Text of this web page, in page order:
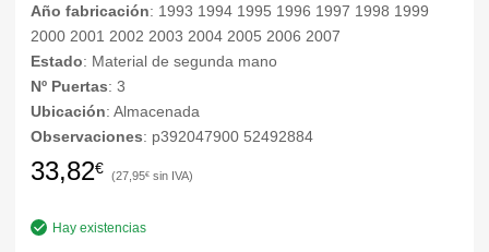
Año fabricación: 1993 1994 1995 1996 1997 1998 1999
2000 2001 2002 2003 2004 2005 2006 2007
Estado: Material de segunda mano
Nº Puertas: 3
Ubicación: Almacenada
Observaciones: p392047900 52492884
33,82€ 27,95€
Hay existencias